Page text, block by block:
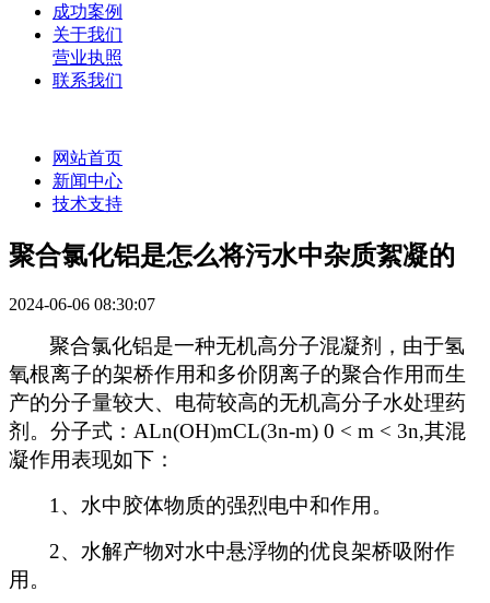
成功案例
关于我们
营业执照
联系我们
网站首页
新闻中心
技术支持
聚合氯化铝是怎么将污水中杂质絮凝的
2024-06-06 08:30:07
聚合氯化铝是一种无机高分子混凝剂，由于氢
氧根离子的架桥作用和多价阴离子的聚合作用而生
产的分子量较大、电荷较高的无机高分子水处理药
剂。分子式： ALn(OH)mCL(3n-m) 0 < m < 3n,其混
凝作用表现如下：
1 、水中胶体物质的强烈电中和作用。
2、水解产物对水中悬浮物的优良架桥吸附作
用。